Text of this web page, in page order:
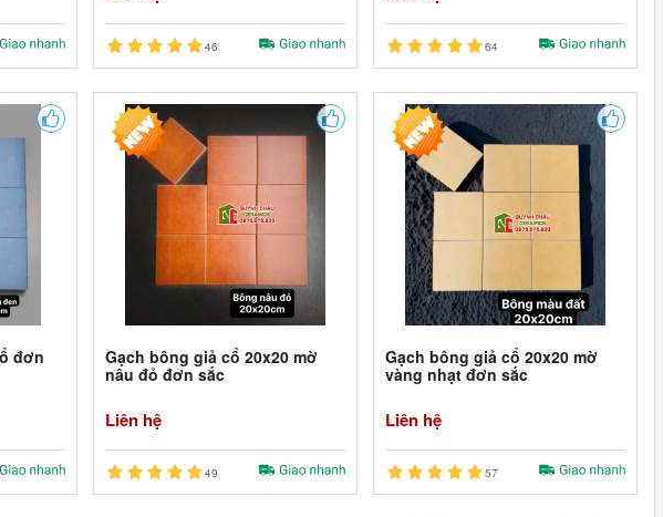
46 64
đơn
Gạch bông giả cổ 20x20 mờ
nâu đỏ đơn sắc
Liên hệ
49
Gạch bông giả cổ 20x20 mờ
vàng nhạt đơn sắc
Liên hệ
57